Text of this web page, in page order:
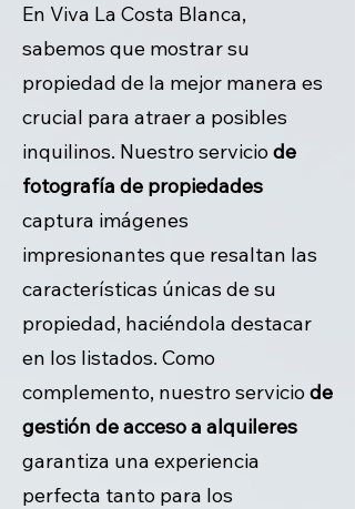
En Viva La Costa Blanca,
sabemos que mostrar su
propiedad de la mejor manera es
crucial para atraer a posibles
inquilinos. Nuestro servicio de
fotografía de propiedades
captura imágenes
impresionantes que resaltan las
características únicas de su
propiedad, haciéndola destacar
en los listados. Como
complemento, nuestro servicio de
gestión de acceso a alquileres
garantiza una experiencia
perfecta tanto para los